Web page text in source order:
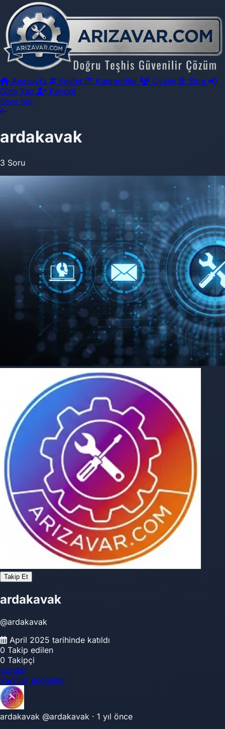
Anasayfa Keşfet Kategoriler Üyeler
Blog
Giriş Yap
Kaydol
Soru Sor
ardakavak
3 Soru
Takip Et
ardakavak
@ardakavak
April 2025 tarihinde katıldı
0 Takip edilen
0 Takipçi
Sorular
Yanıtlar Beğeniler
ardakavak @ardakavak · 1 yıl önce